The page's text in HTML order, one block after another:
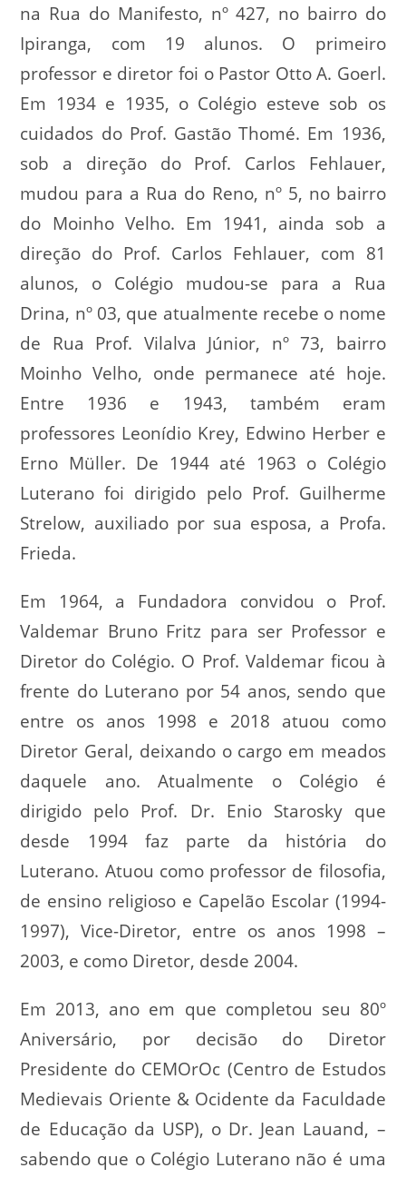
na Rua do Manifesto, nº 427, no bairro do
Ipiranga, com 19 alunos. O primeiro
professor e diretor foi o Pastor Otto A. Goerl.
Em 1934 e 1935, o Colégio esteve sob os
cuidados do Prof. Gastão Thomé. Em 1936,
sob a direção do Prof. Carlos Fehlauer,
mudou para a Rua do Reno, nº 5, no bairro
do Moinho Velho. Em 1941, ainda sob a
direção do Prof. Carlos Fehlauer, com 81
alunos, o Colégio mudou-se para a Rua
Drina, nº 03, que atualmente recebe o nome
de Rua Prof. Vilalva Júnior, nº 73, bairro
Moinho Velho, onde permanece até hoje.
Entre 1936 e 1943, também eram
professores Leonídio Krey, Edwino Herber e
Erno Müller. De 1944 até 1963 o Colégio
Luterano foi dirigido pelo Prof. Guilherme
Strelow, auxiliado por sua esposa, a Profa.
Frieda.
Em 1964, a Fundadora convidou o Prof.
Valdemar Bruno Fritz para ser Professor e
Diretor do Colégio. O Prof. Valdemar ficou à
frente do Luterano por 54 anos, sendo que
entre os anos 1998 e 2018 atuou como
Diretor Geral, deixando o cargo em meados
daquele ano. Atualmente o Colégio é
dirigido pelo Prof. Dr. Enio Starosky que
desde 1994 faz parte da história do
Luterano. Atuou como professor de filosofia,
de ensino religioso e Capelão Escolar (1994-
1997), Vice-Diretor, entre os anos 1998 –
2003, e como Diretor, desde 2004.
Em 2013, ano em que completou seu 80º
Aniversário, por decisão do Diretor
Presidente do CEMOrOc (Centro de Estudos
Medievais Oriente & Ocidente da Faculdade
de Educação da USP), o Dr. Jean Lauand, –
sabendo que o Colégio Luterano não é uma